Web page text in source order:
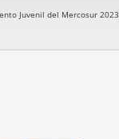
Juvenil del Mercosur 2023